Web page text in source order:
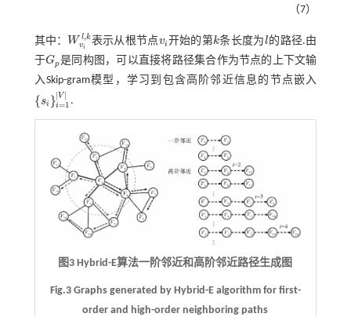
（7）
其中： W l,k
vi
Wvil,k表示从根节点vi
vi 开始的第k
k条长度为l
l 的路径.由
于Gp
Gp 是同构图，可以直接将路径集合作为节点的上下文输
入Skip-gram模型，学习到包含高阶邻近信息的节点嵌入
{si }|V|
i=1
si i=1V .
图3 Hybrid-E算法一阶邻近和高阶邻近路径生成图
Fig.3 Graphs generated by Hybrid-E algorithm for first-
order and high-order neighboring paths